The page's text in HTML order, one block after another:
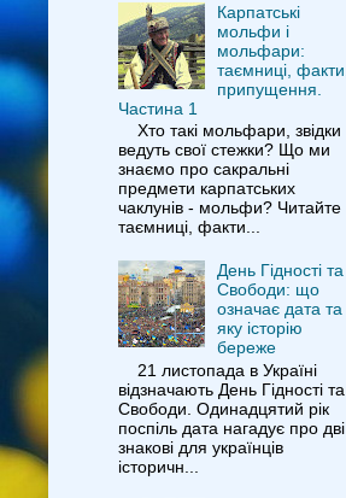
Карпатські
мольфи і
мольфари:
таємниці, факти,
припущення.
Частина 1
Хто такі мольфари, звідки
ведуть свої стежки? Що ми
знаємо про сакральні
предмети карпатських
чаклунів - мольфи? Читайте
таємниці, факти...
День Гідності та
Свободи: що
означає дата та
яку історію
береже
21 листопада в Україні
відзначають День Гідності та
Свободи. Одинадцятий рік
поспіль дата нагадує про дві
знакові для українців
історичн...